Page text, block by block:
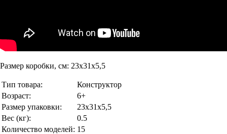
Размер коробки, см: 23х31х5,5
Тип товара:
Конструктор
Возраст:
6+
Размер упаковки:
23х31х5,5
Вес (кг):
0.5
Количество моделей: 15